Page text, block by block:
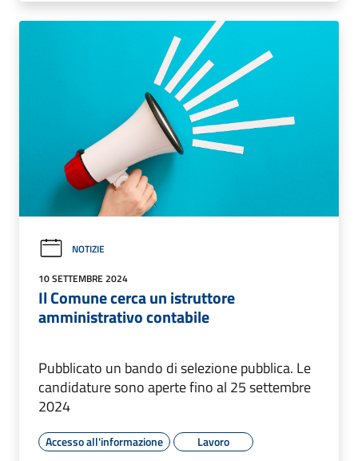
NOTIZIE
10 SETTEMBRE 2024
Il Comune cerca un istruttore
amministrativo contabile
Pubblicato un bando di selezione pubblica. Le
candidature sono aperte fino al 25 settembre
2024
Accesso all'informazione
Lavoro